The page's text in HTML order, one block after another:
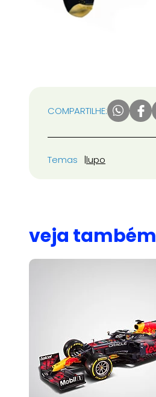
COMPARTILHE:
Temas lupo
veja também